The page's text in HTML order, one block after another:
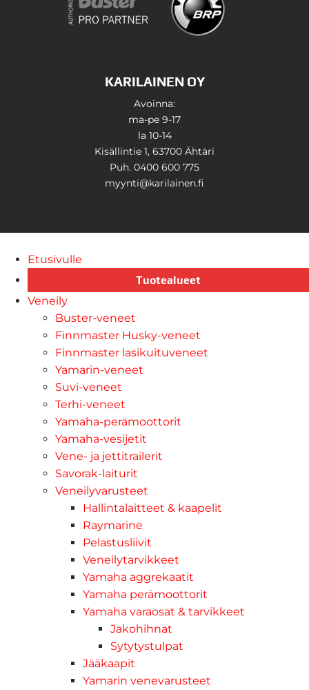
KARILAINEN OY
Avoinna:
ma-pe 9-17
la 10-14
Kisällintie 1, 63700 Ähtäri
Puh. 0400 600 775
myynti@karilainen.fi
Etusivulle
Tuotealueet
Veneily
Buster-veneet
Finnmaster Husky-veneet
Finnmaster lasikuituveneet
Yamarin-veneet
Suvi-veneet
Terhi-veneet
Yamaha-perämoottorit
Yamaha-vesijetit
Vene- ja jettitrailerit
Savorak-laiturit
Veneilyvarusteet
Hallintalaitteet & kaapelit
Raymarine
Pelastusliivit
Veneilytarvikkeet
Yamaha aggrekaatit
Yamaha perämoottorit
Yamaha varaosat & tarvikkeet
Jakohihnat
Sytytystulpat
Jääkaapit
Yamarin venevarusteet